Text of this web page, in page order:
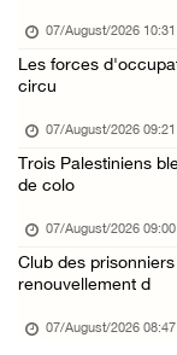
Jérusalem :
07/August/2026 08:54
07/August/2026 10:31
Les forces
circu
07/August/2026 09:21
Trois Palestiniens
de colo
07/August/2026 09:00
Club des
renouvellement d
07/August/2026 08:47